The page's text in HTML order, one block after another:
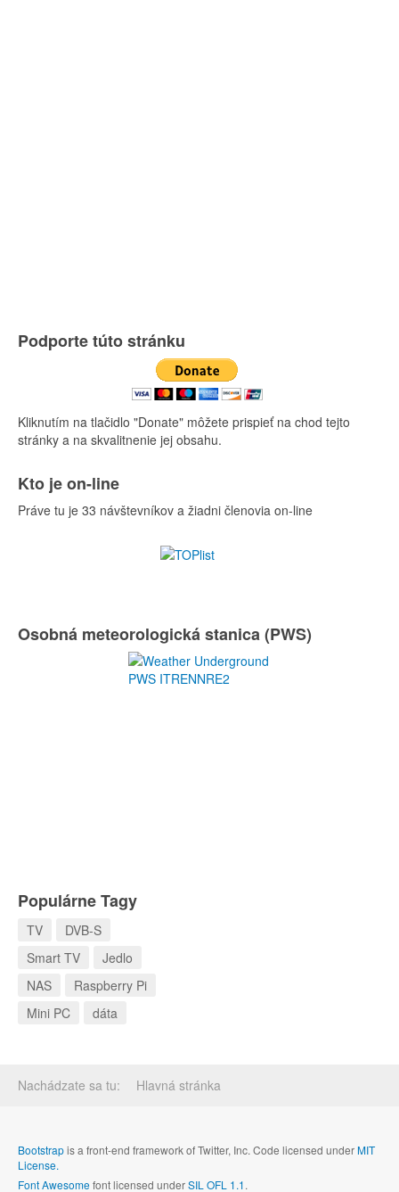
Podporte túto stránku
Kliknutím na tlačidlo "Donate" môžete prispieť na chod tejto
stránky a na skvalitnenie jej obsahu.
Kto je on-line
Práve tu je 33 návštevníkov a žiadni členovia on-line
Osobná meteorologická stanica (PWS)
Populárne Tagy
TV
DVB-S
Smart TV
Jedlo
NAS
Raspberry Pi
Mini PC
dáta
Nachádzate sa tu: Hlavná stránka
Bootstrapis a front-end framework of Twitter, Inc. Code licensed underMIT
License.
Font Awesomefont licensed underSIL OFL 1.1.